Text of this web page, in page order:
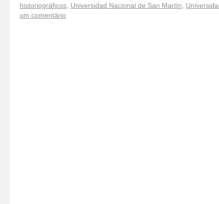
historiográficos Universidad Nacional de San Martín
um comentário